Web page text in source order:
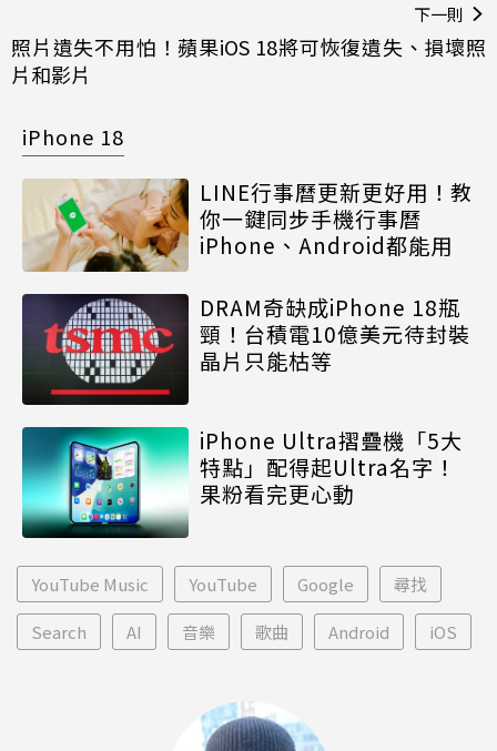
下一則
照片遺失不用怕！蘋果iOS 18將可恢復遺失、損壞照
片和影片
iPhone 18
LINE行事曆更新更好用！教
你一鍵同步手機行事曆
iPhone、Android都能用
DRAM奇缺成iPhone 18瓶
頸！台積電10億美元待封裝
晶片只能枯等
iPhone Ultra摺疊機「5大
特點」配得起Ultra名字！
果粉看完更心動
YouTube Music YouTube Google 尋找
Search AI 音樂 歌曲 Android iOS